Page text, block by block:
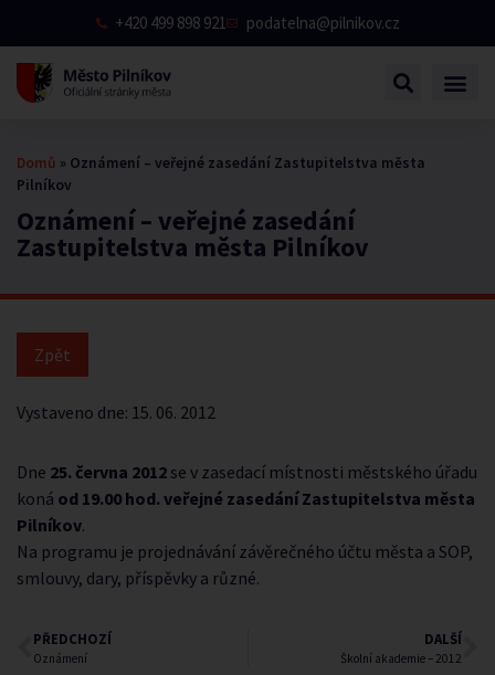
+420 499 898 921 podatelna@pilnikov.cz
Oznámení – veřejné zasedání
Zastupitelstva města Pilníkov
Domů » Oznámení – veřejné zasedání Zastupitelstva města
Pilníkov
Vystaveno dne: 15. 06. 2012
Dne 25. června 2012 se v zasedací místnosti městského úřadu
koná od 19.00 hod. veřejné zasedání Zastupitelstva města
Pilníkov.
Na programu je projednávání závěrečného účtu města a SOP,
smlouvy, dary, příspěvky a různé.
PŘEDCHOZÍ
Oznámení
DALŠÍ
Školní akademie – 2012